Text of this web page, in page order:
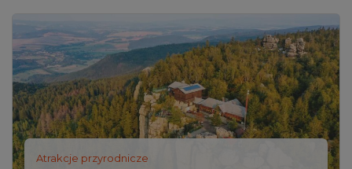
Atrakcje przyrodnicze